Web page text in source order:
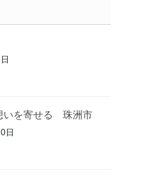
いを寄せる 珠洲市
日